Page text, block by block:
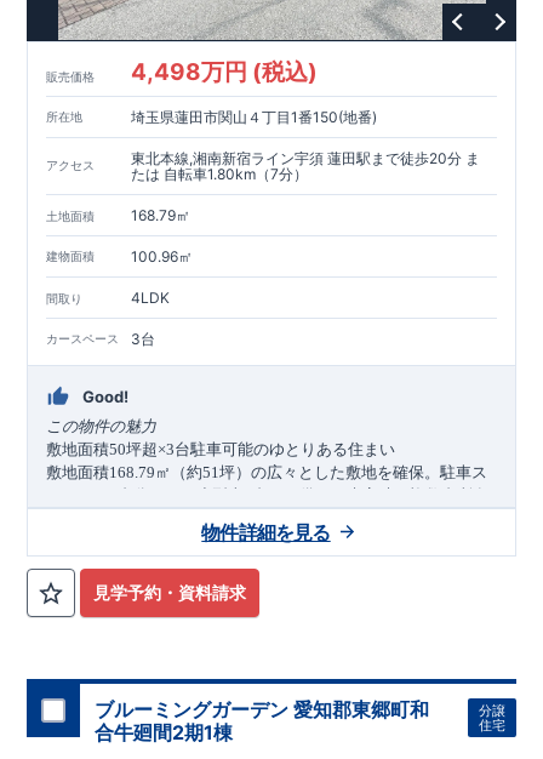
販売価格 4,498万円 (税込)
所在地 埼玉県蓮田市関山４丁目1番150(地番)
アクセス
東北本線,湘南新宿ライン宇須 蓮田駅まで徒歩20分 ま
たは 自転車1.80km（7分）
土地面積 168.79㎡
建物面積 100.96㎡
間取り 4LDK
カースペース 3台
Good!
この物件の魅力
敷地面積50坪超×3台駐車可能のゆとりある住まい
敷地面積168.79 ㎡（約51坪）の広々とした敷地を確保。駐車ス
台分（うち小型車
台）を備え、来客時や複数台所有
ングやお子さまの遊び場としても活用できます。
角地ならではの開放感と陽当たり
開放感のある角地に位置し、陽当たり・通風ともに良好。前面
道路はゆとりある約
公道で、お車の出し入れもスムーズに行
家族構成の変化に対応できる可変型プラン
4LDK から5LDK
へ変更可能なフレキシブルプランを採用。土間
収納やワイドバルコニー、室内物干しなど、日々の暮らしを快
適にする設備も充実しています。
見学予約・資料請求
物件詳細を見る
ブルーミングガーデン 愛知郡東郷町和
合牛廻間2期1棟
分譲
住宅